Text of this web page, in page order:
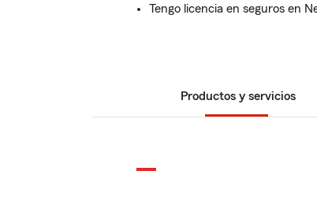
Tengo licencia en seguros en
Productos y servicios